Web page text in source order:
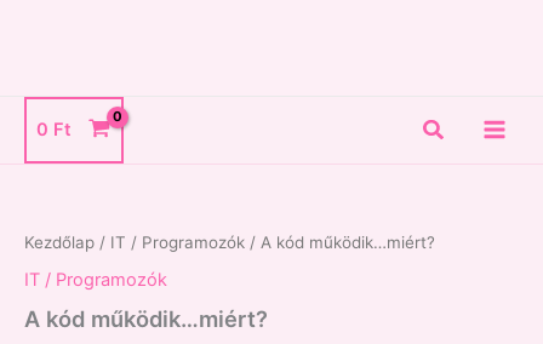
0 Ft Search
Kezdőlap / IT / Programozók / A kód működik…miért?
IT / Programozók
A kód működik…miért?
mennyiség